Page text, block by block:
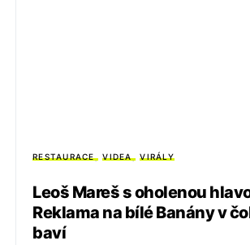
RESTAURACE VIDEA VIRÁLY
Leoš Mareš s oholenou
Reklama na bílé Banány v
baví